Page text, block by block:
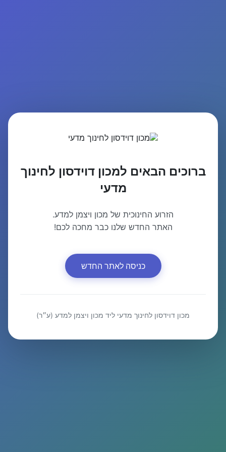
ברוכים הבאים למכון דוידסון לחינוך
מדעי
הזרוע החינוכית של מכון ויצמן למדע.
האתר החדש שלנו כבר מחכה לכם!
כניסה לאתר החדש
מכון דוידסון לחינוך מדעי ליד מכון ויצמן למדע (ע״ר)